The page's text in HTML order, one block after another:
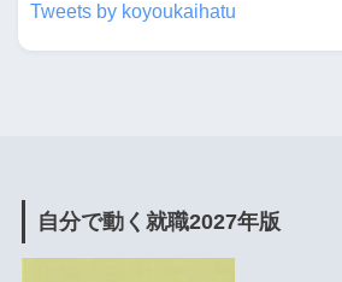
Tweets by koyoukaihatu
自分で動く就職2027年版